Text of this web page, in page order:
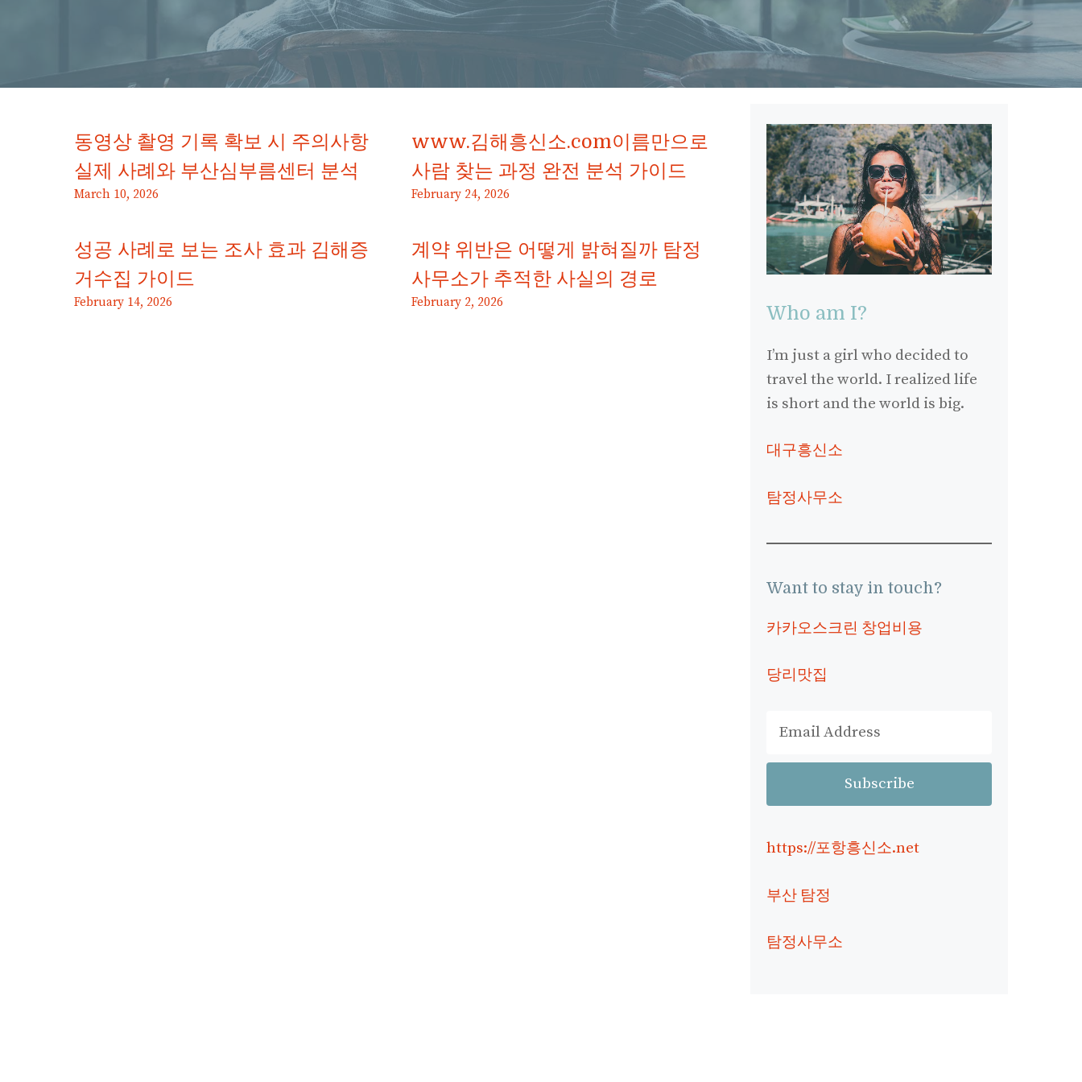
동영상 촬영 기록 확보 시 주의사항
실제 사례와 부산심부름센터 분석
March 10, 2026
www.김해흥신소.com이름만으로
사람 찾는 과정 완전 분석 가이드
February 24, 2026
성공 사례로 보는 조사 효과 김해증
거수집 가이드
February 14, 2026
계약 위반은 어떻게 밝혀질까 탐정
사무소가 추적한 사실의 경로
February 2, 2026 Who am I?
I’m just a girl who decided to
travel the world. I realized life
is short and the world is big.
대구흥신소
탐정사무소
Want to stay in touch?
카카오스크린 창업비용
당리맛집
https://포항흥신소.net
부산 탐정
탐정사무소